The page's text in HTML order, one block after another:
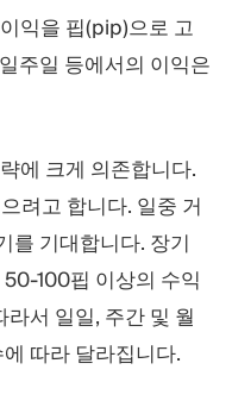
익을 핍(pip)으로 고
주일 등에서의 이익은
에 크게 의존합니다.
려고 합니다. 일중 거
를 기대합니다. 장기
100핍 이상의 수익
서 일일, 주간 및 월
따라 달라집니다.